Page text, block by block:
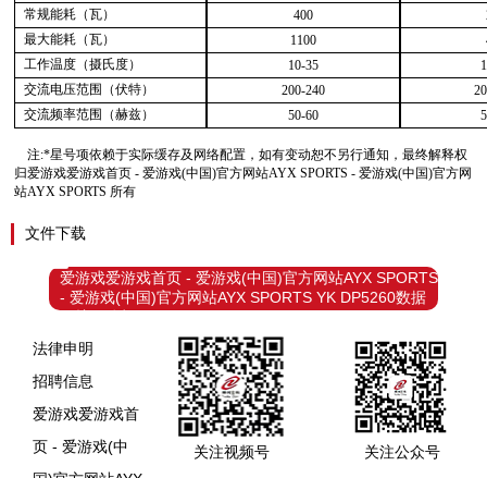
常规能耗（瓦）
400
最大能耗（瓦）
1100
工作温度（摄氏度）
10-35
交流电压范围（伏特）
200-240
交流频率范围（赫兹）
50-60
注:*星号项依赖于实际缓存及网络配置，如有变动恕不另行通知，最终解释权
归爱游戏爱游戏首页 - 爱游戏(中国)官方网站AYX SPORTS - 爱游戏(中国)官方网
站AYX SPORTS 所有
文件下载
爱游戏爱游戏首页 - 爱游戏(中国)官方网站AYX SPORTS
- 爱游戏(中国)官方网站AYX SPORTS YK DP5260数据
法律申明
招聘信息
爱游戏爱游戏首
页 - 爱游戏(中
关注视频号 关注公众号